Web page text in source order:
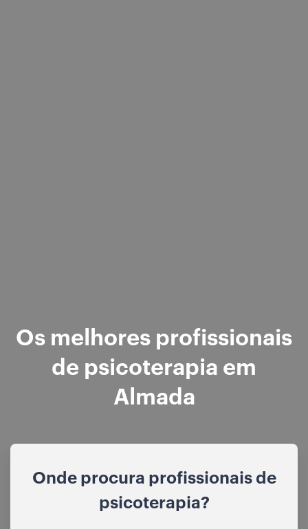
Os melhores profissionais
de psicoterapia em
Almada
Onde procura profissionais de
psicoterapia?